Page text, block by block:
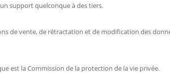
support quelconque à des tiers.
de vente, de rétractation et de modification des
est la Commission de la protection de la vie privée.